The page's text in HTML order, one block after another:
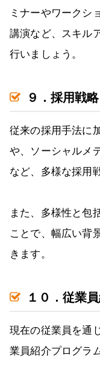
ミナーやワークシ
講演など、スキル
行いましょう。
９．採用戦
従来の採用手法に
や、ソーシャルメ
など、多様な採用
また、多様性と包
ことで、幅広い背
きます。
１０．従業
現在の従業員を通
業員紹介プログラ